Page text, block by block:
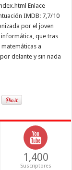
Enlace
IMDB: 7,7/10
por el joven
informática, que tras
a
delante y sin nada
1,400
Suscriptores